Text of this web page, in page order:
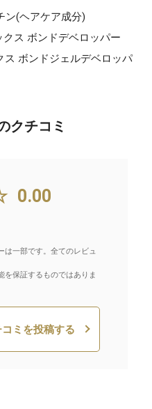
ン(ヘアケア成分)
ス ボンドデベロッパー
ス ボンドジェルデベロッパ
クチコミ
0.00
は一部です。全てのレビュ
を保証するものではありま
ミを投稿する